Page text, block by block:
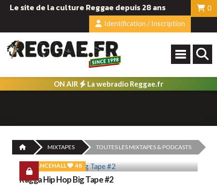
Le site de la culture Reggae depuis 28 ans
0
Identification / Inscription
ON AIR La webradio Reggae.fr
MIXTAPES TOUTES LES MIXTAPES & PODCASTS
DANCEHALL 48
Ragga Hip Hop Big Tape #2